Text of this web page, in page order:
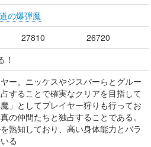
の爆弾魔
27810
26720
！
ー。ニッケスやジスパーらとグルー
することで確実なクリアを目指して
」としてプレイヤー狩りも行ってお
の仲間たちと独占することである。
熟知しており、高い身体能力とバラ
る